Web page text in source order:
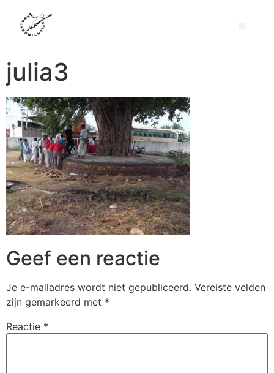
julia3
Geef een reactie
Je e-mailadres wordt niet gepubliceerd. Vereiste velden
zijn gemarkeerd met *
Reactie *